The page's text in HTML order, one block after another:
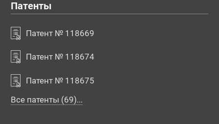
Патенты
Патент № 118669
Патент № 118674
Патент № 118675
Все патенты (69)...